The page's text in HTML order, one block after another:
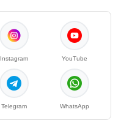
Instagram YouTube
Telegram WhatsApp